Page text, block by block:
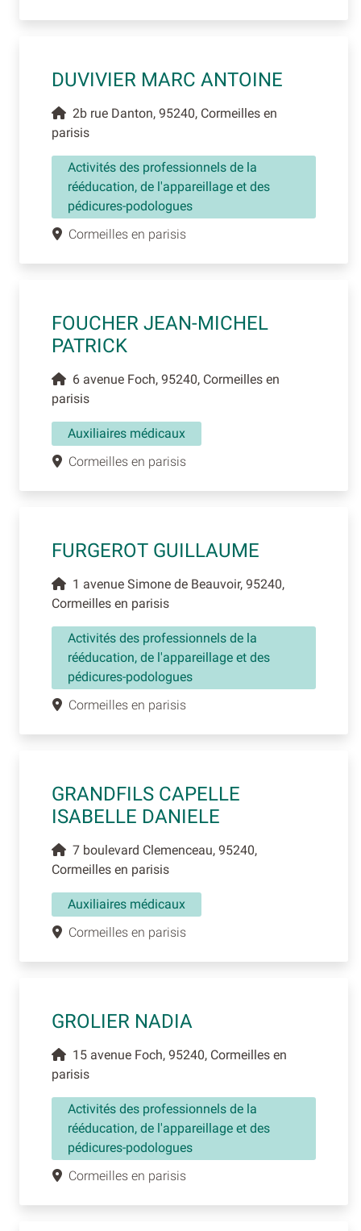
DUVIVIER MARC ANTOINE
2b rue Danton, 95240, Cormeilles en
parisis
Activités des professionnels de la
rééducation, de l'appareillage et des
pédicures-podologues
Cormeilles en parisis
FOUCHER JEAN-MICHEL
PATRICK
6 avenue Foch, 95240, Cormeilles en
parisis
Auxiliaires médicaux
Cormeilles en parisis
FURGEROT GUILLAUME
1 avenue Simone de Beauvoir, 95240,
Cormeilles en parisis
Activités des professionnels de la
rééducation, de l'appareillage et des
pédicures-podologues
Cormeilles en parisis
GRANDFILS CAPELLE
ISABELLE DANIELE
7 boulevard Clemenceau, 95240,
Cormeilles en parisis
Auxiliaires médicaux
Cormeilles en parisis
GROLIER NADIA
15 avenue Foch, 95240, Cormeilles en
parisis
Activités des professionnels de la
rééducation, de l'appareillage et des
pédicures-podologues
Cormeilles en parisis